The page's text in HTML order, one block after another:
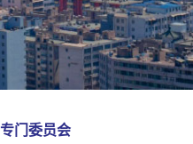
专门委员会